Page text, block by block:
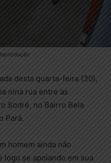
desta quarta-feira (30),
nina rua entre as
Sodré, no Bairro Bela
Pará.
homem ainda não
logo se apoiando em sua